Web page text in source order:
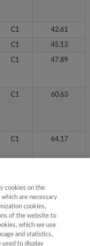
C1 42.61
C1 45.13
C1 47.89
C1 60.63
C1 64.17
C1
C1 72.86
cookies on the
are necessary
cookies,
of the website to
which we use
and statistics,
used to display